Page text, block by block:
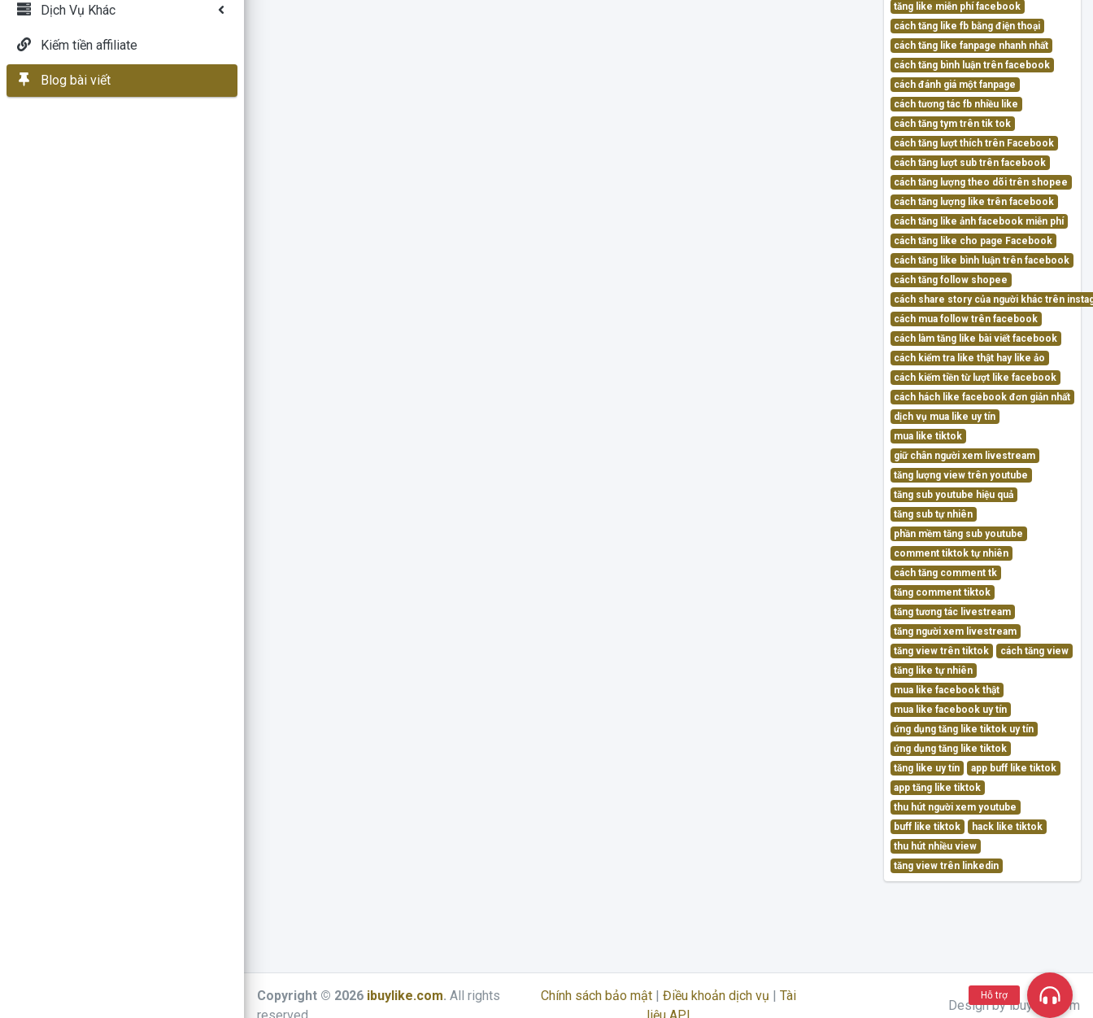
Dịch Vụ Khác
Kiếm tiền affiliate
Blog bài viết
tăng like miễn phí facebook
cách tăng like fb bằng điện thoại
cách tăng like fanpage nhanh nhất
cách tăng bình luận trên facebook
cách đánh giá một fanpage
cách tương tác fb nhiều like
cách tăng tym trên tik tok
cách tăng lượt thích trên Facebook
cách tăng lượt sub trên facebook
cách tăng lượng theo dõi trên shopee
cách tăng lượng like trên facebook
cách tăng like ảnh facebook miễn phí
cách tăng like cho page Facebook
cách tăng like bình luận trên facebook
cách tăng follow shopee
cách share story của người khác trên
cách mua follow trên facebook
cách làm tăng like bài viết facebook
cách kiểm tra like thật hay like ảo
cách kiếm tiền từ lượt like facebook
cách hách like facebook đơn giản nhất
dịch vụ mua like uy tín
mua like tiktok
giữ chân người xem livestream
tăng lượng view trên youtube
tăng sub youtube hiệu quả
tăng sub tự nhiên
phần mềm tăng sub youtube
comment tiktok tự nhiên
cách tăng comment tk
tăng comment tiktok
tăng tương tác livestream
tăng người xem livestream
tăng view trên tiktok
cách tăng view
tăng like tự nhiên
mua like facebook thật
mua like facebook uy tín
ứng dụng tăng like tiktok uy tín
ứng dụng tăng like tiktok
tăng like uy tín
app buff like tiktok
app tăng like tiktok
thu hút người xem youtube
buff like tiktok
hack like tiktok
thu hút nhiều view
tăng view trên linkedin
Copyright © 2026 ibuylike.com. All rights
Chính sách bảo mật| Điều khoản dịch vụ | Tài
Design by ibuylike.com
Hỗ trợ